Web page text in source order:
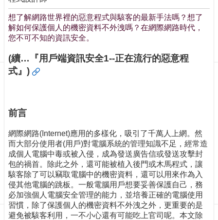
中
首
頁
聯
絡
資
訊
取
消
網
站
導
覽
最
新
消
息
想了解網路世界裡的惡意程式與駭客的最新手法嗎？想了
解如何保護個人的機密資料不外洩嗎？在網際網路時代，
您不可不知的資訊安全。
(續…『用戶端資訊安全1--正在流行的惡意程
式』)
前言
網際網路(Internet)應用的多樣化，吸引了千萬人上網。然
而大部分使用者(用戶)對電腦系統的管理知識不足，經常造
成個人電腦中毒或被入侵，成為發送廣告信或發送攻擊封
包的禍首。除此之外，還可能被植入後門或木馬程式，讓
駭客除了可以竊取電腦中的機密資料，還可以用來作為入
侵其他電腦的跳板。一般電腦用戶想要妥善保護自己，務
必加強個人電腦安全管理的能力，並培養正確的電腦使用
習慣，除了保護個人的機密資料不外洩之外，更重要的是
避免被駭客利用，一不小心還有可能吃上官司呢。本文除